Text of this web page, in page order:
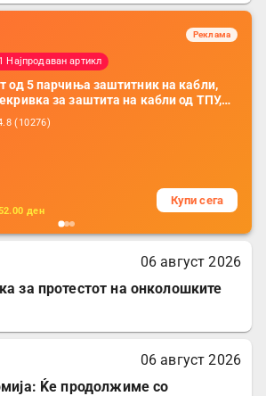
Реклама
Најпродаван артикл
од 5 парчиња заштитник на кабли,
за заштита на кабли од ТПУ,
за заштита на кабли, без
за мобилни телефони, комплет
(10276)
ден
Купи сега
06 август 2026
за протестот на онколошките
06 август 2026
Ќе продолжиме со